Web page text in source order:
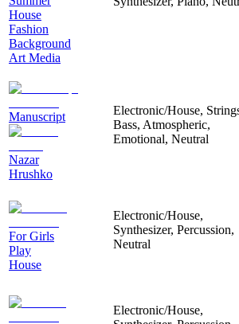
House
Fashion
Background
Art Media
Manuscript
Nazar
Hrushko
Electronic/House,
Bass, Atmospheric,
Emotional, Neutral
For Girls
Play
House
Electronic/House,
Synthesizer, Percussion,
Neutral
Electronic/House,